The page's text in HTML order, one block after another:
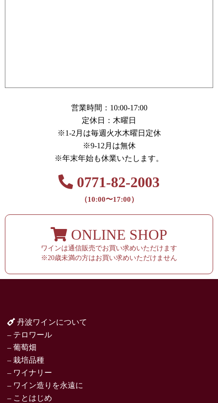
営業時間：10:00-17:00
定休日：木曜日
※1-2月は毎週火水木曜日定休
※9-12月は無休
※年末年始も休業いたします。
0771-82-2003
（10:00〜17:00）
ONLINE SHOP
ワインは通信販売でお買い求めいただけます
※20歳未満の方はお買い求めいただけません
丹波ワインについて
– テロワール
– 葡萄畑
– 栽培品種
– ワイナリー
– ワイン造りを永遠に
– ことはじめ